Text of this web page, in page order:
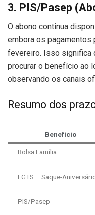
3. PIS/Pasep
O abono continua
embora os pagamentos
fevereiro. Isso significa
procurar o benefício ao
observando os canais
Resumo dos
Benefício
Bolsa Família
FGTS – Saque-
PIS/Pasep